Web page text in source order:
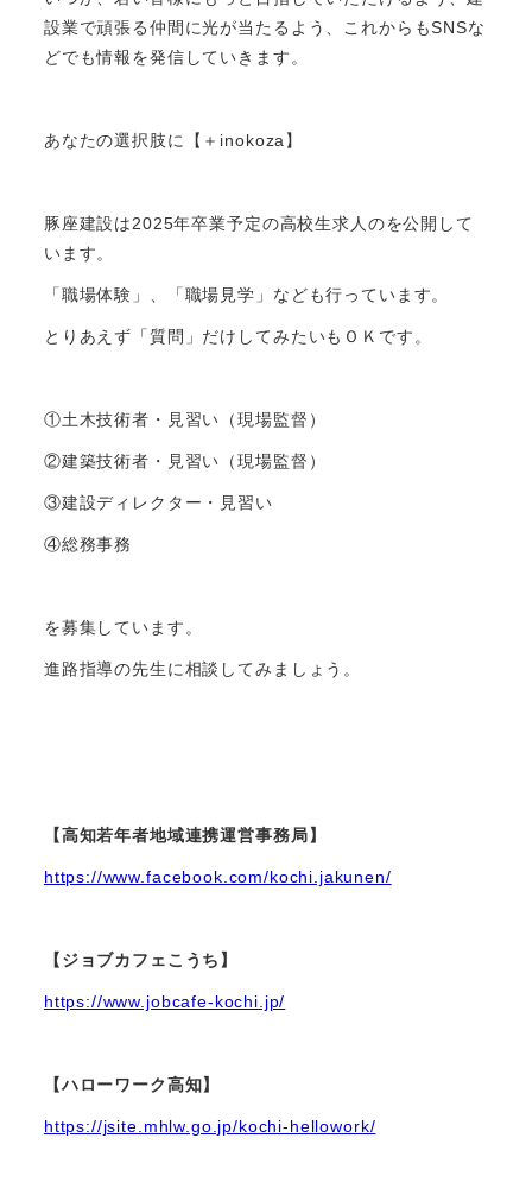
設業で頑張る仲間に光が当たるよう、これからもSNSな
どでも情報を発信していきます。
あなたの選択肢に【＋inokoza】
豚座建設は2025年卒業予定の高校生求人のを公開して
います。
「職場体験」、「職場見学」なども行っています。
とりあえず「質問」だけしてみたいもＯＫです。
①土木技術者・見習い（現場監督）
②建築技術者・見習い（現場監督）
③建設ディレクター・見習い
④総務事務
を募集しています。
進路指導の先生に相談してみましょう。
【高知若年者地域連携運営事務局】
https://www.facebook.com/kochi.jakunen/
【ジョブカフェこうち】
https://www.jobcafe-kochi.jp/
【ハローワーク高知】
https://jsite.mhlw.go.jp/kochi-hellowork/